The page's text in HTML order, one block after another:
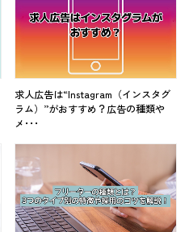
求人広告は“Instagram（インスタグ
ラム）”がおすすめ？広告の種類や
メ･･･